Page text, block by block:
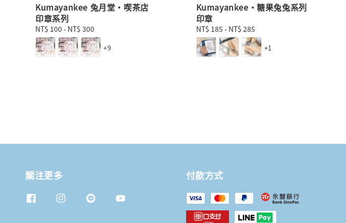
Kumayankee 兔月堂・喫茶店
印章系列
Regular
price
NT$ 100 - NT$ 300
+9
Kumayankee・糖果兔兔系列
印章
Regular
price
NT$ 185 - NT$ 285
+1
關注更多 付款方式